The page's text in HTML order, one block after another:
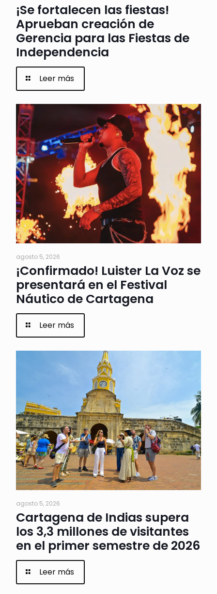
¡Se fortalecen las fiestas!
Aprueban creación de
Gerencia para las Fiestas de
Independencia
Leer más
agosto 5, 2026
¡Confirmado! Luister La Voz se
presentará en el Festival
Náutico de Cartagena
Leer más
agosto 5, 2026
Cartagena de Indias supera
los 3,3 millones de visitantes
en el primer semestre de 2026
Leer más